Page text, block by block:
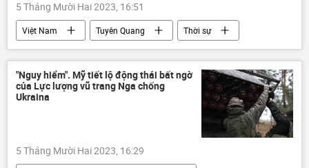
5 Tháng Mười Hai 2023, 16:51
Việt Nam Tuyên Quang
Thời sự
học sinh
"Nguy hiểm". Mỹ tiết lộ động thái bất ngờ
của Lực lượng vũ trang Nga chống
Ukraina
5 Tháng Mười Hai 2023, 16:29